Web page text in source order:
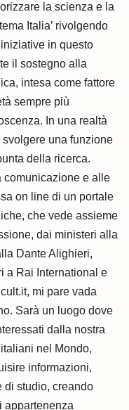
la scienza e la
Italia’ rivolgendo
in questo
il sostegno alla
intesa come fattore
sempre più
In una realtà
una funzione
della ricerca.
comunicazione e alle
on line di un portale
che vede assieme
dai ministeri alla
Dante Alighieri,
a Rai International e
mi pare vada
Sarà un luogo dove
dalla nostra
nel Mondo,
informazioni,
di studio, creando
appartenenza